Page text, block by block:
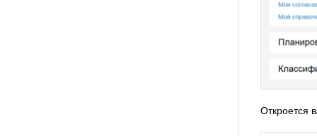
Откроется